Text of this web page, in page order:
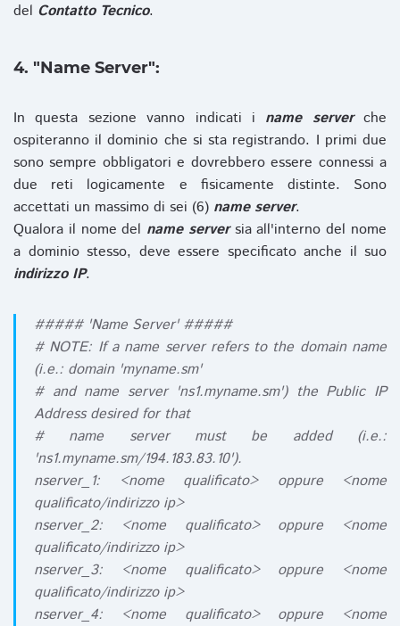
del Contatto Tecnico.
4. "Name Server":
In questa sezione vanno indicati i name serverche
ospiteranno il dominio che si sta registrando. I primi due
sono sempre obbligatori e dovrebbero essere connessi a
due reti logicamente e fisicamente distinte. Sono
accettati un massimo di sei (6) name server.
Qualora il nome del name serversia all'interno del nome
a dominio stesso, deve essere specificato anche il suo
indirizzo IP.
##### 'Name Server' #####
# NOTE: If a name server refers to the domain name
(i.e.: domain 'myname.sm'
# and name server 'ns1.myname.sm') the Public IP
Address desired for that
# name server must be added (i.e.:
'ns1.myname.sm/194.183.83.10').
nserver_1: <nome qualificato> oppure <nome
qualificato/indirizzo ip>
nserver_2: <nome qualificato> oppure <nome
qualificato/indirizzo ip>
nserver_3: <nome qualificato> oppure <nome
qualificato/indirizzo ip>
nserver_4: <nome qualificato> oppure <nome